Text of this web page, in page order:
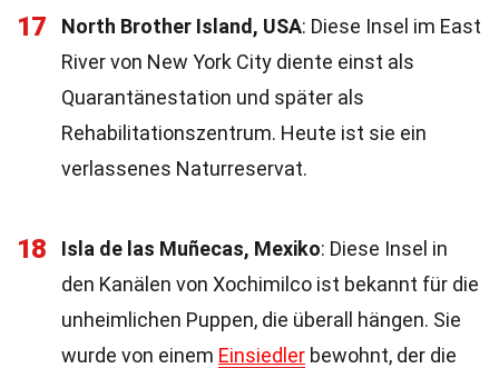
17 North Brother Island, USA: Diese Insel im East
River von New York City diente einst als
Quarantänestation und später als
Rehabilitationszentrum. Heute ist sie ein
verlassenes Naturreservat.
18 Isla de las Muñecas, Mexiko: Diese Insel in
den Kanälen von Xochimilco ist bekannt für die
unheimlichen Puppen, die überall hängen. Sie
wurde von einem Einsiedler bewohnt, der die